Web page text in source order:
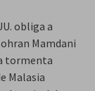
obliga a
Mamdani
tormenta
Malasia